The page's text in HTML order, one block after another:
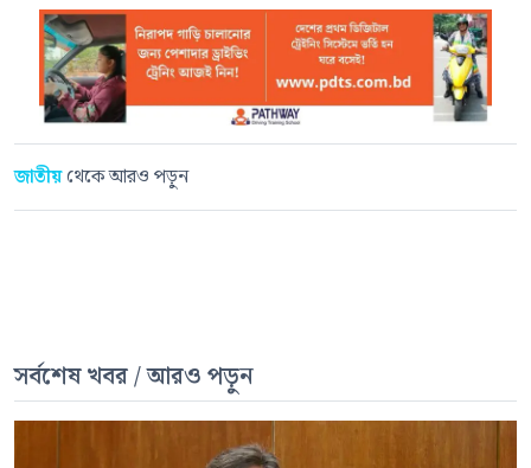
জাতীয়থেকে আরও পড়ুন
সর্বশেষ খবর / আরও পড়ুন